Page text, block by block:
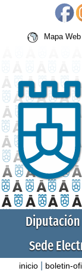
Mapa Web
Diputación
Sede
inicio boletin-